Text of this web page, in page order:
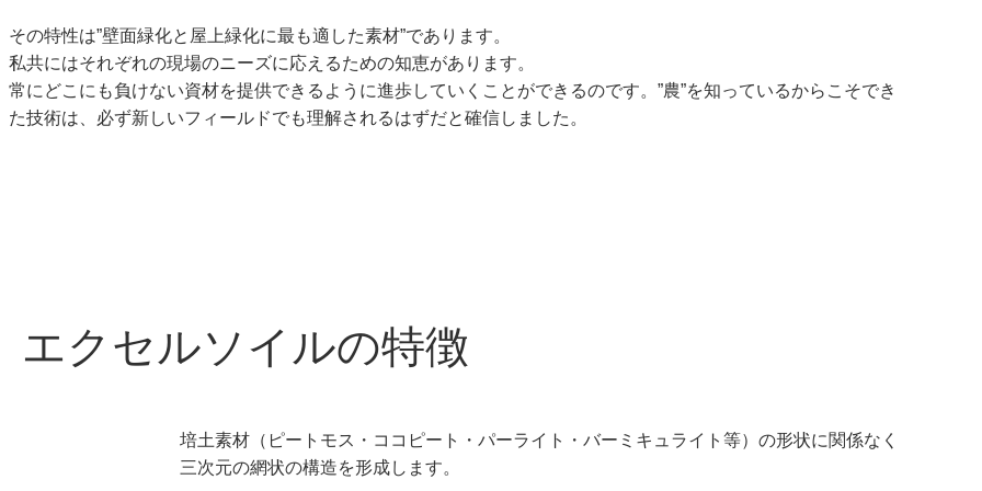
その特性は”壁面緑化と屋上緑化に最も適した素材”であります。
私共にはそれぞれの現場のニーズに応えるための知恵があります。
常にどこにも負けない資材を提供できるように進歩していくことができるのです。”農”を知っているからこそでき
た技術は、必ず新しいフィールドでも理解されるはずだと確信しました。
エクセルソイルの特徴
培土素材（ピートモス・ココピート・パーライト・バーミキュライト等）の形状に関係なく
三次元の網状の構造を形成します。